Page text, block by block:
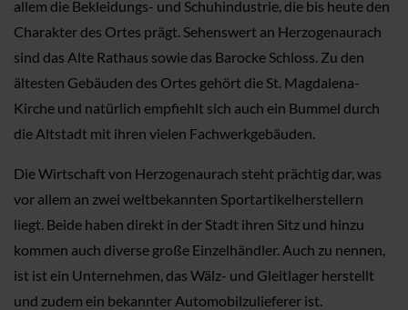
allem die Bekleidungs- und Schuhindustrie, die bis heute den
Charakter des Ortes prägt. Sehenswert an Herzogenaurach
sind das Alte Rathaus sowie das Barocke Schloss. Zu den
ältesten Gebäuden des Ortes gehört die St. Magdalena-
Kirche und natürlich empfiehlt sich auch ein Bummel durch
die Altstadt mit ihren vielen Fachwerkgebäuden.
Die Wirtschaft von Herzogenaurach steht prächtig dar, was
vor allem an zwei weltbekannten Sportartikelherstellern
liegt. Beide haben direkt in der Stadt ihren Sitz und hinzu
kommen auch diverse große Einzelhändler. Auch zu nennen,
ist ist ein Unternehmen, das Wälz- und Gleitlager herstellt
und zudem ein bekannter Automobilzulieferer ist.